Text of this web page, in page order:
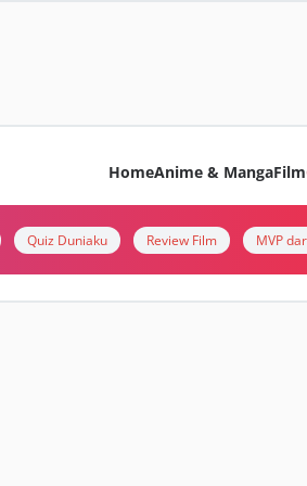
HomeAnime & MangaFilm
Quiz Duniaku Review Film MVP